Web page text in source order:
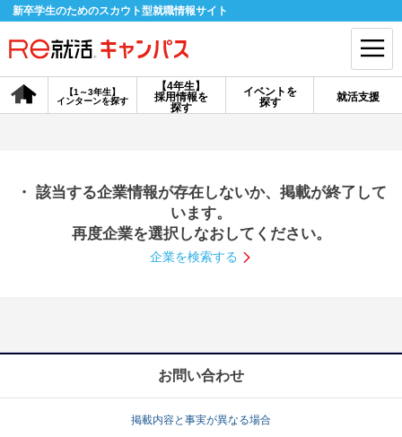
新卒学生のためのスカウト型就職情報サイト
【4年生】
採用情報を
探す
【1～3年生】
インターンを探す
イベントを
探す
就活支援
会員登録 ログイン
探す
【4年生】
説明会を探す
就活ノウハウ・サポート
・ 該当する企業情報が存在しないか、掲載が終了して
います。
再度企業を選択しなおしてください。
企業を検索する
お問い合わせ
掲載内容と事実が異なる場合